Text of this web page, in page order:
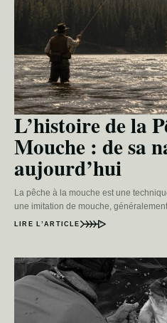
L’histoire de la
Mouche : de sa
aujourd’hui
La pêche à la mouche est une
une imitation de mouche,
LIRE L’ARTICLE